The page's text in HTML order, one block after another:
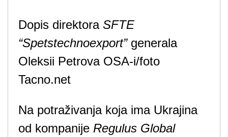
Dopis direktora SFTE
“Spetstechnoexport”generala
Oleksii Petrova OSA-i/foto
Tacno.net
Na potraživanja koja ima Ukrajina
od kompanije Regulus Global